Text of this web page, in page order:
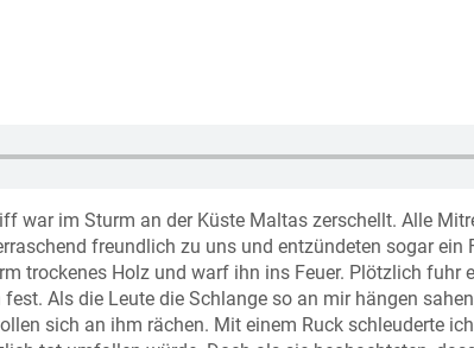
war im Sturm an der Küste Maltas zerschellt. Alle
freundlich zu uns und entzündeten sogar ein
trockenes Holz und warf ihn ins Feuer. Plötzlich fuhr
Als die Leute die Schlange so an mir hängen
sich an ihm rächen. Mit einem Ruck schleuderte